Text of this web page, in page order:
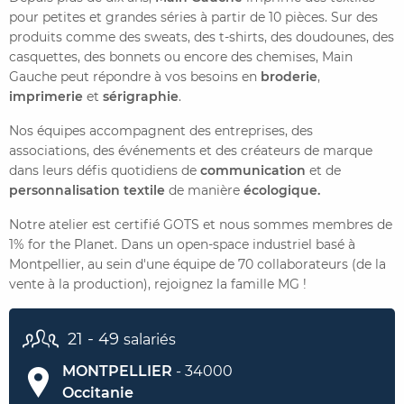
CONTACTER FRENCH TEX ACTUALITÉS FOIRE AUX QUESTIONS
pour petites et grandes séries à partir de 10 pièces. Sur des
produits comme des sweats, des t-shirts, des doudounes, des
casquettes, des bonnets ou encore des chemises, Main
Gauche peut répondre à vos besoins en broderie,
imprimerie et sérigraphie.
Nos équipes accompagnent des entreprises, des
associations, des événements et des créateurs de marque
dans leurs défis quotidiens de communication et de
personnalisation textile de manière écologique.
Notre atelier est certifié GOTS et nous sommes membres de
1% for the Planet. Dans un open-space industriel basé à
Montpellier, au sein d'une équipe de 70 collaborateurs (de la
vente à la production), rejoignez la famille MG !
21 - 49 salariés
MONTPELLIER - 34000
Occitanie